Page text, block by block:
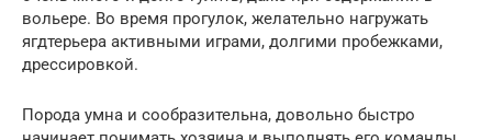
вольере. Во время прогулок, желательно нагружать
ягдтерьера активными играми, долгими пробежками,
дрессировкой.
Порода умна и сообразительна, довольно быстро